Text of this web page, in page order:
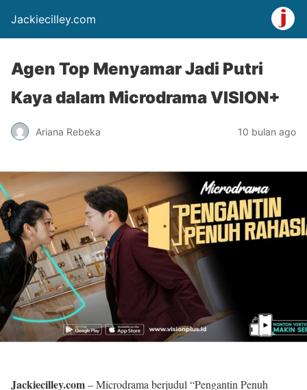
Jackiecilley.com
Agen Top Menyamar Jadi Putri
Kaya dalam Microdrama VISION+
Ariana Rebeka 10 bulan ago
Jackiecilley.com– Microdrama berjudul “Pengantin Penuh